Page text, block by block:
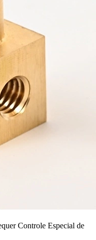
Controle Especial de